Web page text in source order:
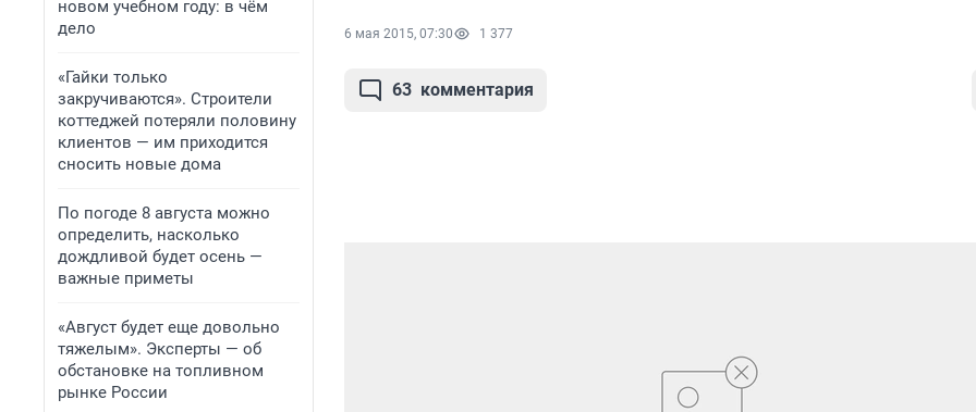
новом учебном году: в чём
дело
«Гайки только
закручиваются». Строители
коттеджей потеряли половину
клиентов — им приходится
сносить новые дома
По погоде 8 августа можно
определить, насколько
дождливой будет осень —
важные приметы
«Август будет еще довольно
тяжелым». Эксперты — об
обстановке на топливном
рынке России
6 мая 2015, 07:30 1 377
63 комментария